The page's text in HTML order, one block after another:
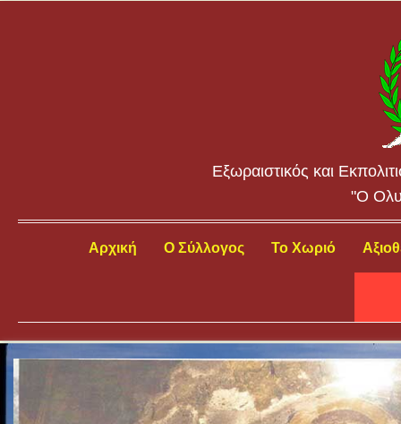
Εξωραιστικός και
"Ο
Αρχική Ο Σύλλογος Το Χωριό